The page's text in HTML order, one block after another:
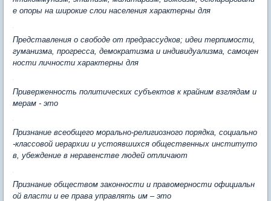
е опоры на широкие слои населения характерны для
Представления о свободе от предрассудков; идеи терпимости,
гуманизма, прогресса, демократизма и индивидуализма, самоцен
ности личности характерны для
Приверженность политических субъектов к крайним взглядам и
мерам - это
Признание всеобщего морально-религиозного порядка, социально
-классовой иерархии и устоявшихся общественных институто
в, убеждение в неравенстве людей отличают
Признание обществом законности и правомерности официальн
ой власти и ее права управлять им – это